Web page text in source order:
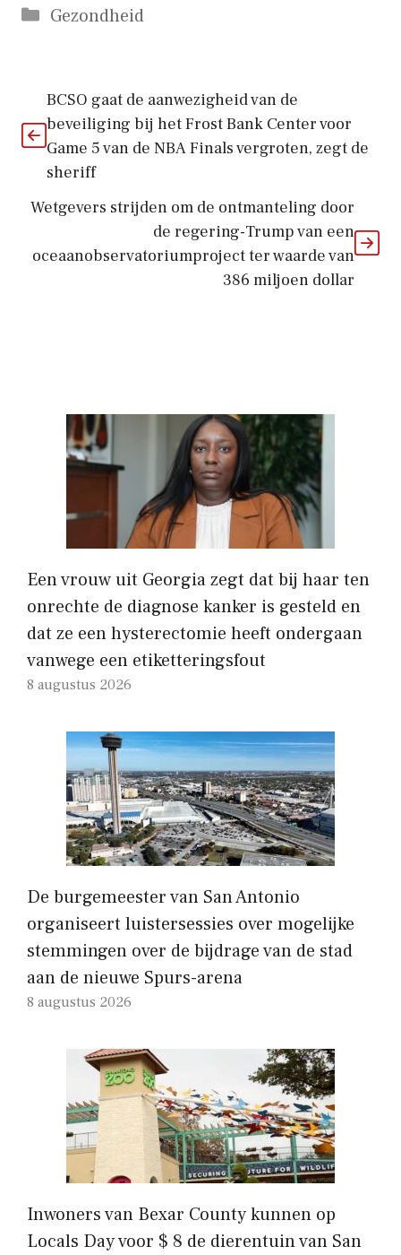
Categorieën
Gezondheid
BCSO gaat de aanwezigheid van de
beveiliging bij het Frost Bank Center voor
Game 5 van de NBA Finals vergroten, zegt de
sheriff
Wetgevers strijden om de ontmanteling door
de regering-Trump van een
oceaanobservatoriumproject ter waarde van
386 miljoen dollar
Een vrouw uit Georgia zegt dat bij haar ten
onrechte de diagnose kanker is gesteld en
dat ze een hysterectomie heeft ondergaan
vanwege een etiketteringsfout
8 augustus 2026
De burgemeester van San Antonio
organiseert luistersessies over mogelijke
stemmingen over de bijdrage van de stad
aan de nieuwe Spurs-arena
8 augustus 2026
Inwoners van Bexar County kunnen op
Locals Day voor $ 8 de dierentuin van San